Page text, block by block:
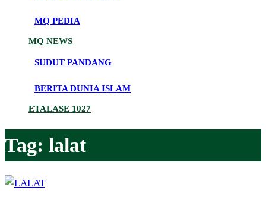
MQ PEDIA
MQ NEWS
SUDUT PANDANG
BERITA DUNIA ISLAM
ETALASE 1027
Tag: lalat